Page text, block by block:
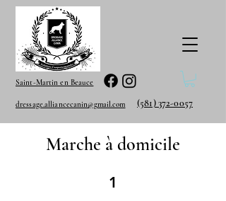
dressage.alliancecanin@gmail.com (581) 372-0057
Saint-Martin en Beauce
Marche à domicile
1